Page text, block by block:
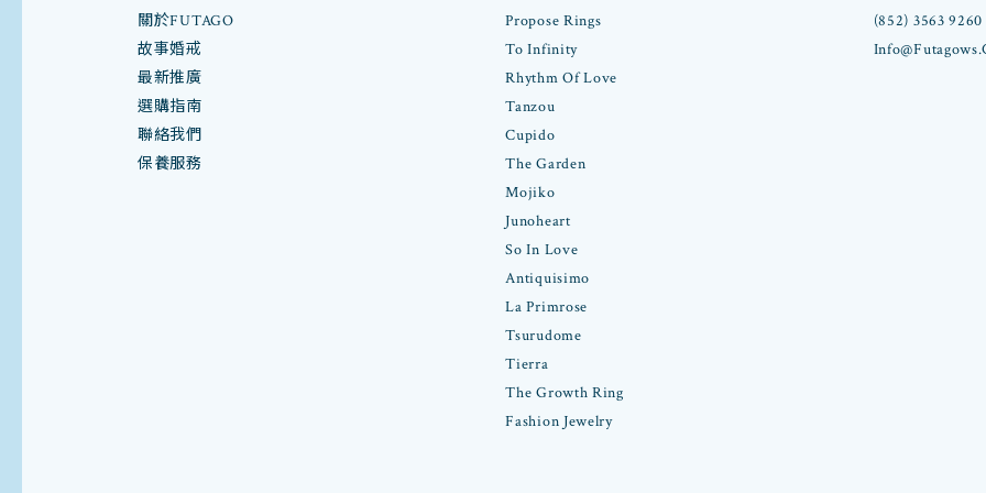
關於FUTAGO
故事婚戒
最新推廣
選購指南
聯絡我們
保養服務
Propose Rings
To Infinity
Rhythm Of Love
Tanzou
Cupido
The Garden
Mojiko
Junoheart
So In Love
Antiquisimo
La Primrose
Tsurudome
Tierra
The Growth Ring
Fashion Jewelry
(852) 3563 9260